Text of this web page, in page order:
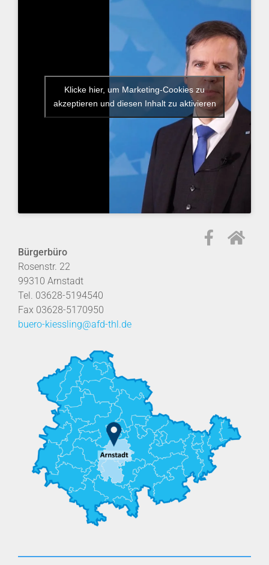
Klicke hier, um Marketing-Cookies zu
akzeptieren und diesen Inhalt zu aktivieren
Bürgerbüro
Rosenstr. 22
99310 Arnstadt
Tel. 03628-5194540
Fax 03628-5170950
buero-kiessling@afd-thl.de